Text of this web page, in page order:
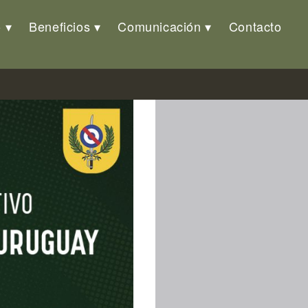
Beneficios Comunicación Contacto